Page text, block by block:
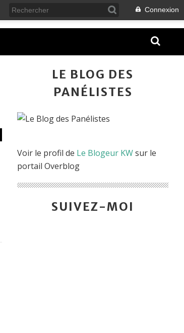
Connexion
LE BLOG DES
PANÉLISTES
Voir le profil de Le Blogeur KWsur le
portail Overblog
SUIVEZ-MOI